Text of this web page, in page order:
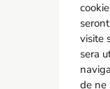
visite
sera
de ne